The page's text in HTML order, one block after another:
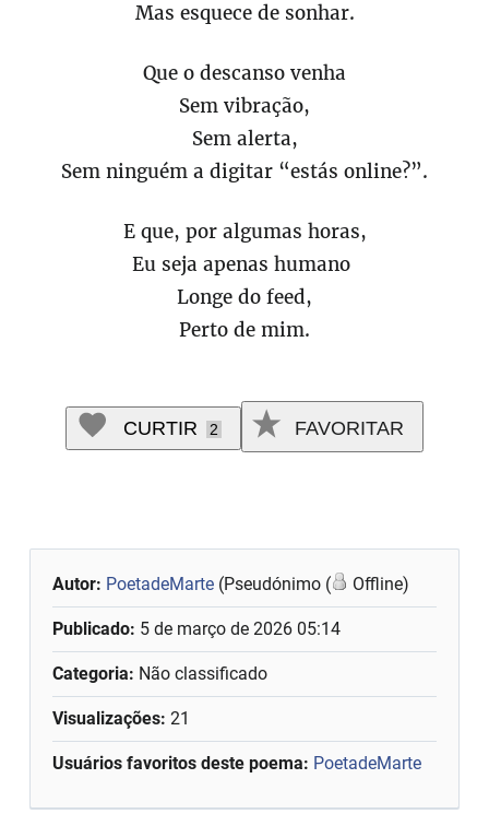
Mas esquece de sonhar.
Que o descanso venha
Sem vibração,
Sem alerta,
Sem ninguém a digitar “estás online?”.
E que, por algumas horas,
Eu seja apenas humano
Longe do feed,
Perto de mim.
CURTIR 2 FAVORITAR
Autor: PoetadeMarte (Pseudónimo ( Offline)
Publicado: 5 de março de 2026 05:14
Categoria: Não classificado
Visualizações: 21
Usuários favoritos deste poema: PoetadeMarte